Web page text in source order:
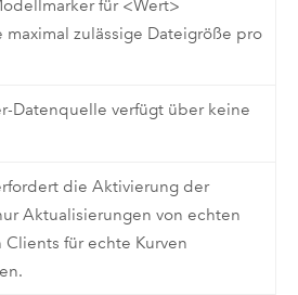
für <Wert>
zulässige Dateigröße pro
Datenquelle verfügt über keine
die Aktivierung der
Aktualisierungen von echten
Clients für echte Kurven